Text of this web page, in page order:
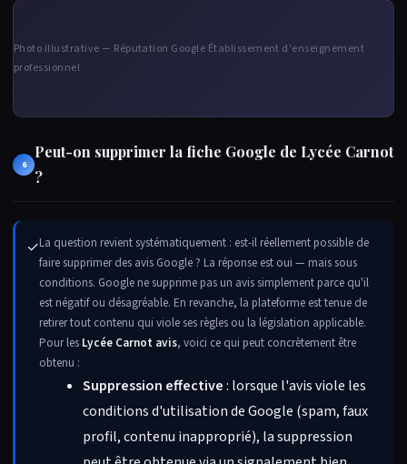
Photo illustrative — Réputation Google Établissement d'enseignement
professionnel
6
Peut-on supprimer la fiche Google de Lycée Carnot
?
✓La question revient systématiquement : est-il réellement possible de
faire supprimer des avis Google ? La réponse est oui — mais sous
conditions. Google ne supprime pas un avis simplement parce qu'il
est négatif ou désagréable. En revanche, la plateforme est tenue de
retirer tout contenu qui viole ses règles ou la législation applicable.
Pour les Lycée Carnot avis, voici ce qui peut concrètement être
obtenu :
Suppression effective: lorsque l'avis viole les
conditions d'utilisation de Google (spam, faux
profil, contenu inapproprié), la suppression